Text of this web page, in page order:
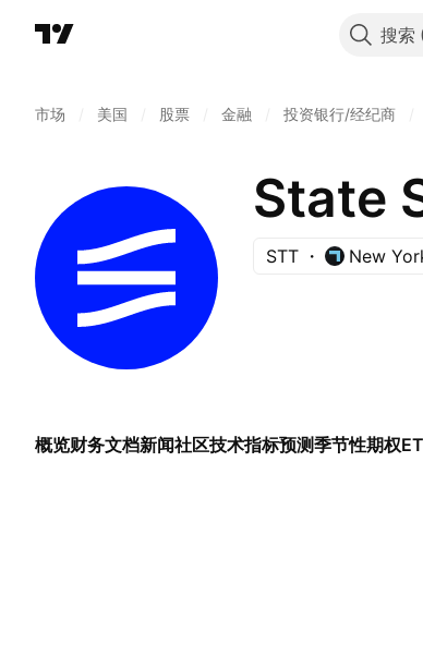
搜索
市场 美国 股票 金融 投资银行/经纪商
State
STT New
概览财务文档新闻社区技术指标预测季节性期权